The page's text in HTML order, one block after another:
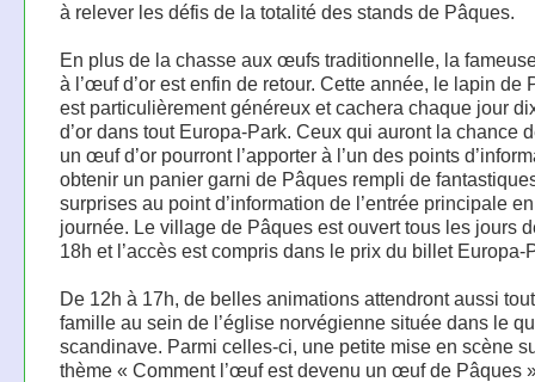
à relever les défis de la totalité des stands de Pâques.
En plus de la chasse aux œufs traditionnelle, la
à l’œuf d’or est enfin de retour. Cette année, le lapin de
est particulièrement généreux et cachera chaque jour
d’or dans tout Europa-Park. Ceux qui auront la chance
un œuf d’or pourront l’apporter à l’un des points
obtenir un panier garni de Pâques rempli de
surprises au point d’information de l’entrée principale
journée. Le village de Pâques est ouvert tous les jours
18h et l’accès est compris dans le prix du billet Europa-
De 12h à 17h, de belles animations attendront aussi
famille au sein de l’église norvégienne située dans le
scandinave. Parmi celles-ci, une petite mise en scène
thème « Comment l’œuf est devenu un œuf de Pâques